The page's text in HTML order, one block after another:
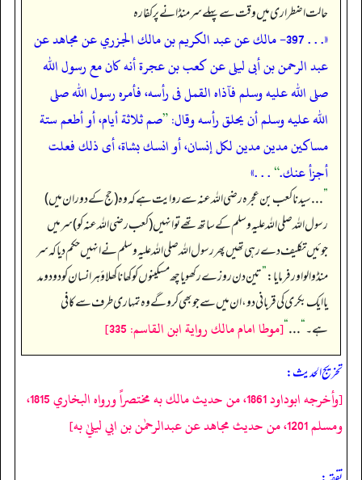
حالت اضطراری میں وقت سے پہلے سر منڈانے پر کفارہ
«. . . 397- مالك عن عبد الكريم بن مالك الجزري عن مجاهد عن
عبد الرحمن بن أبى ليلى عن كعب بن عجرة أنه كان مع رسول الله
صلى الله عليه وسلم فآذاه القمل فى رأسه، فأمره رسول الله صلى
الله عليه وسلم أن يحلق رأسه وقال:”صم ثلاثة أيام، أو أطعم ستة
مساكين مدين مدين لكل إنسان، أو انسك بشاة، أى ذلك فعلت
أجزأ عنك.“
. . .»
”. . . سیدنا کعب بن عجرہ رضی اللہ عنہ سے روایت ہے کہ وہ (حج کے دوران میں)
رسول اللہ صلی اللہ علیہ وسلم کے ساتھ تھے تو انہیں (کعب رضی اللہ عنہ کو) سر میں
جوئیں تکلیف دے رہی تھیں پھر رسول اللہ صلی اللہ علیہ وسلم نے انہیں حکم دیا کہ سر
منڈوالو اور فرمایا:”تین دن روزے رکھو یا چھ مسکینوں کو کھانا کھلاؤ ہر انسان کو دو دو مد
یا ایک بکری کی قربانی دو، ان میں سے جو بھی کرو گے وہ تمہاری طرف سے کافی
ہے۔“
. . .
“[موطا امام مالك رواية ابن القاسم: 335]
تخریج الحدیث:
[وأخرجه ابوداود 1861، من حديث مالك به مختصراً ورواه البخاري 1815،
ومسلم 1201، من حديث مجاهد عن عبدالرحمٰن بن ابي ليليٰ به]